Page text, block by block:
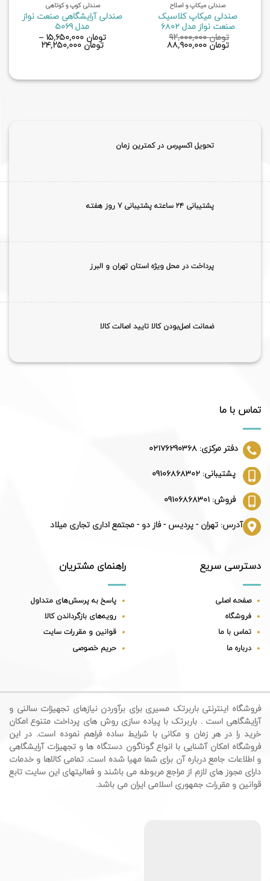
صندلی میکاپ و اصلاح
صندلی میکاپ کلاسیک
صنعت نواز مدل 6802
تومان۹۲,۰۰۰,۰۰۰
قیمت
اصلی
تومان ۸۸,۹۰۰,۰۰۰ قیمت
صندلی کوپ و کوتاهی
صندلی آرایشگاهی صنعت نواز
مدل 5069
تومان ۱۵,۶۵۰,۰۰۰ –
تومان
تحویل اکسپرس در کمترین زمان
پشتیبانی ۲۴ ساعته پشتیبانی 7 روز هفته
پرداخت در محل ویژه استان تهران و البرز
ضمانت اصل‌بودن کالا تایید اصالت کالا
تماس با ما
دفتر مرکزی: 02176290368
پشتیبانی: 09106868302
فروش: 09106868301
آدرس: تهران - پردیس - فاز دو - مجتمع اداری تجاری میلاد
دسترسی سریع
صفحه اصلی
فروشگاه
تماس با ما
درباره ما
راهنمای مشتریان
پاسخ به پرسش‌های متداول
رویه‌های بازگرداندن کالا
قوانین و مقررات سایت
حریم خصوصی
فروشگاه اینترنتی باربرتک مسیری برای برآوردن نیازهای تجهیزات سالنی و
آرایشگاهی است . باربرتک با پیاده سازی روش های پرداخت متنوع امکان
خرید را در هر زمان و مکانی با شرایط ساده فراهم نموده است. در این
فروشگاه امکان آشنایی با انواع گوناگون دستگاه ها و تجهیزات آرایشگاهی
و اطلاعات جامع درباره آن برای شما مهیا شده است. تمامی کالاها و خدمات
دارای مجوز های لازم از مراجع مربوطه می باشند و فعالیتهای این سایت تابع
قوانین و مقررات جمهوری اسلامی ایران می باشد.